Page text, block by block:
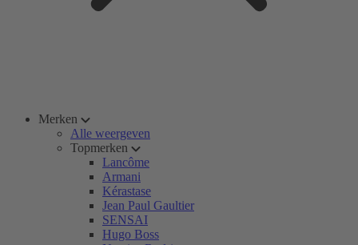
Merken
Alle weergeven
Topmerken
Lancôme
Armani
Kérastase
Jean Paul Gaultier
SENSAI
Hugo Boss